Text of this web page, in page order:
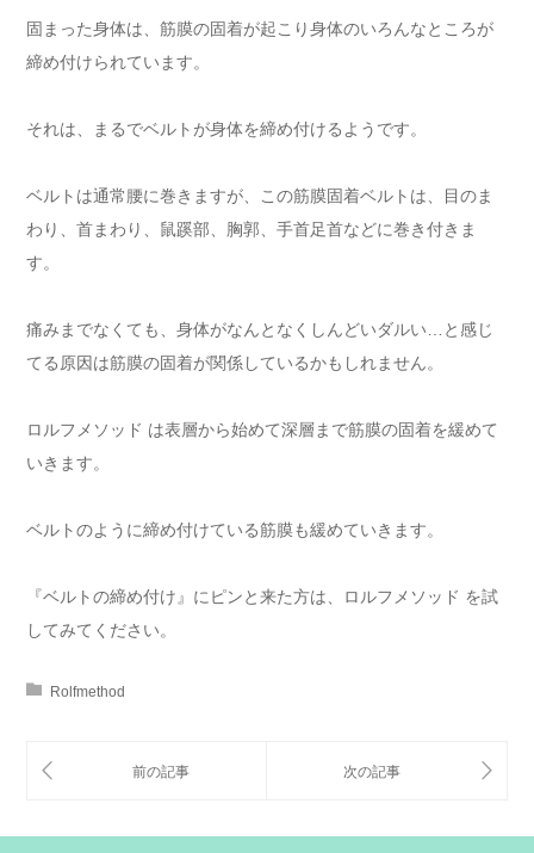
固まった身体は、筋膜の固着が起こり身体のいろんなところが
締め付けられています。
それは、まるでベルトが身体を締め付けるようです。
ベルトは通常腰に巻きますが、この筋膜固着ベルトは、目のま
わり、首まわり、鼠蹊部、胸郭、手首足首などに巻き付きま
す。
痛みまでなくても、身体がなんとなくしんどいダルい…と感じ
てる原因は筋膜の固着が関係しているかもしれません。
ロルフメソッド は表層から始めて深層まで筋膜の固着を緩めて
いきます。
ベルトのように締め付けている筋膜も緩めていきます。
『ベルトの締め付け』にピンと来た方は、ロルフメソッド を試
してみてください。
Rolfmethod